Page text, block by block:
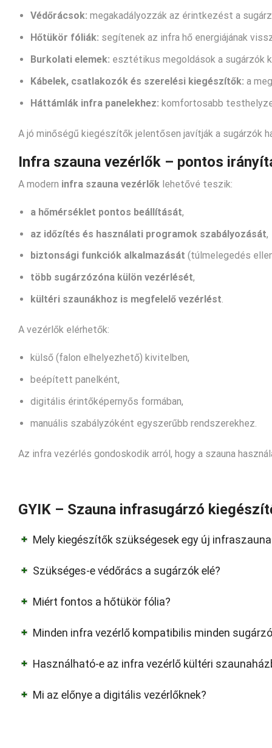
Védőrácsok: megakadályozzák az érintkezést a
Hőtükör fóliák: segítenek az infra hő energiájának
Burkolati elemek: esztétikus megoldások a sugárzók
Kábelek, csatlakozók és szerelési kiegészítők: a
Háttámlák infra panelekhez: komfortosabb
A jó minőségű kiegészítők jelentősen javítják a sugárzók
Infra szauna vezérlők – pontos
A modern infra szauna vezérlők lehetővé teszik:
a hőmérséklet pontos beállítását,
az időzítés és használati programok szabályozását,
biztonsági funkciók alkalmazását (túlmelegedés
több sugárzózóna külön vezérlését,
kültéri szaunákhoz is megfelelő vezérlést.
A vezérlők elérhetők:
külső (falon elhelyezhető) kivitelben,
beépített panelként,
digitális érintőképernyős formában,
manuális szabályzóként egyszerűbb rendszerekhez.
Az infra vezérlés gondoskodik arról, hogy a szauna
GYIK – Szauna infrasugárzó
Mely kiegészítők szükségesek egy új
Szükséges-e védőrács a sugárzók elé?
Miért fontos a hőtükör fólia?
Minden infra vezérlő kompatibilis minden
Használható-e az infra vezérlő kültéri
Mi az előnye a digitális vezérlőknek?